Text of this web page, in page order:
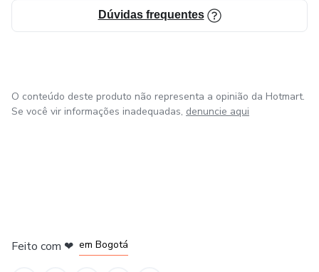
Dúvidas frequentes
O conteúdo deste produto não representa a opinião da Hotmart.
Se você vir informações inadequadas, denuncie aqui
Feito com ❤ em Bogotá